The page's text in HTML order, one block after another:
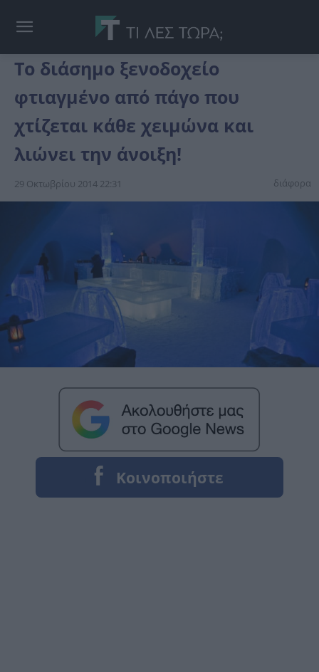
Το διάσημο ξενοδοχείο
φτιαγμένο από πάγο που
χτίζεται κάθε χειμώνα και
λιώνει την άνοιξη!
29 Οκτωβρίου 2014 22:31 διάφορα